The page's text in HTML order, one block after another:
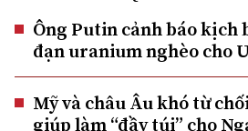
Ông Putin cảnh báo kịch
đạn uranium nghèo cho
Mỹ và châu Âu khó từ
giúp làm “đầy túi” cho